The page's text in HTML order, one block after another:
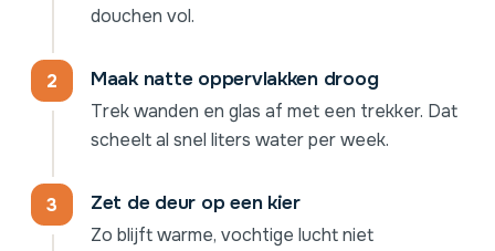
douchen vol.
Maak natte oppervlakken droog
Trek wanden en glas af met een trekker. Dat
scheelt al snel liters water per week.
Zet de deur op een kier
Zo blijft warme, vochtige lucht niet